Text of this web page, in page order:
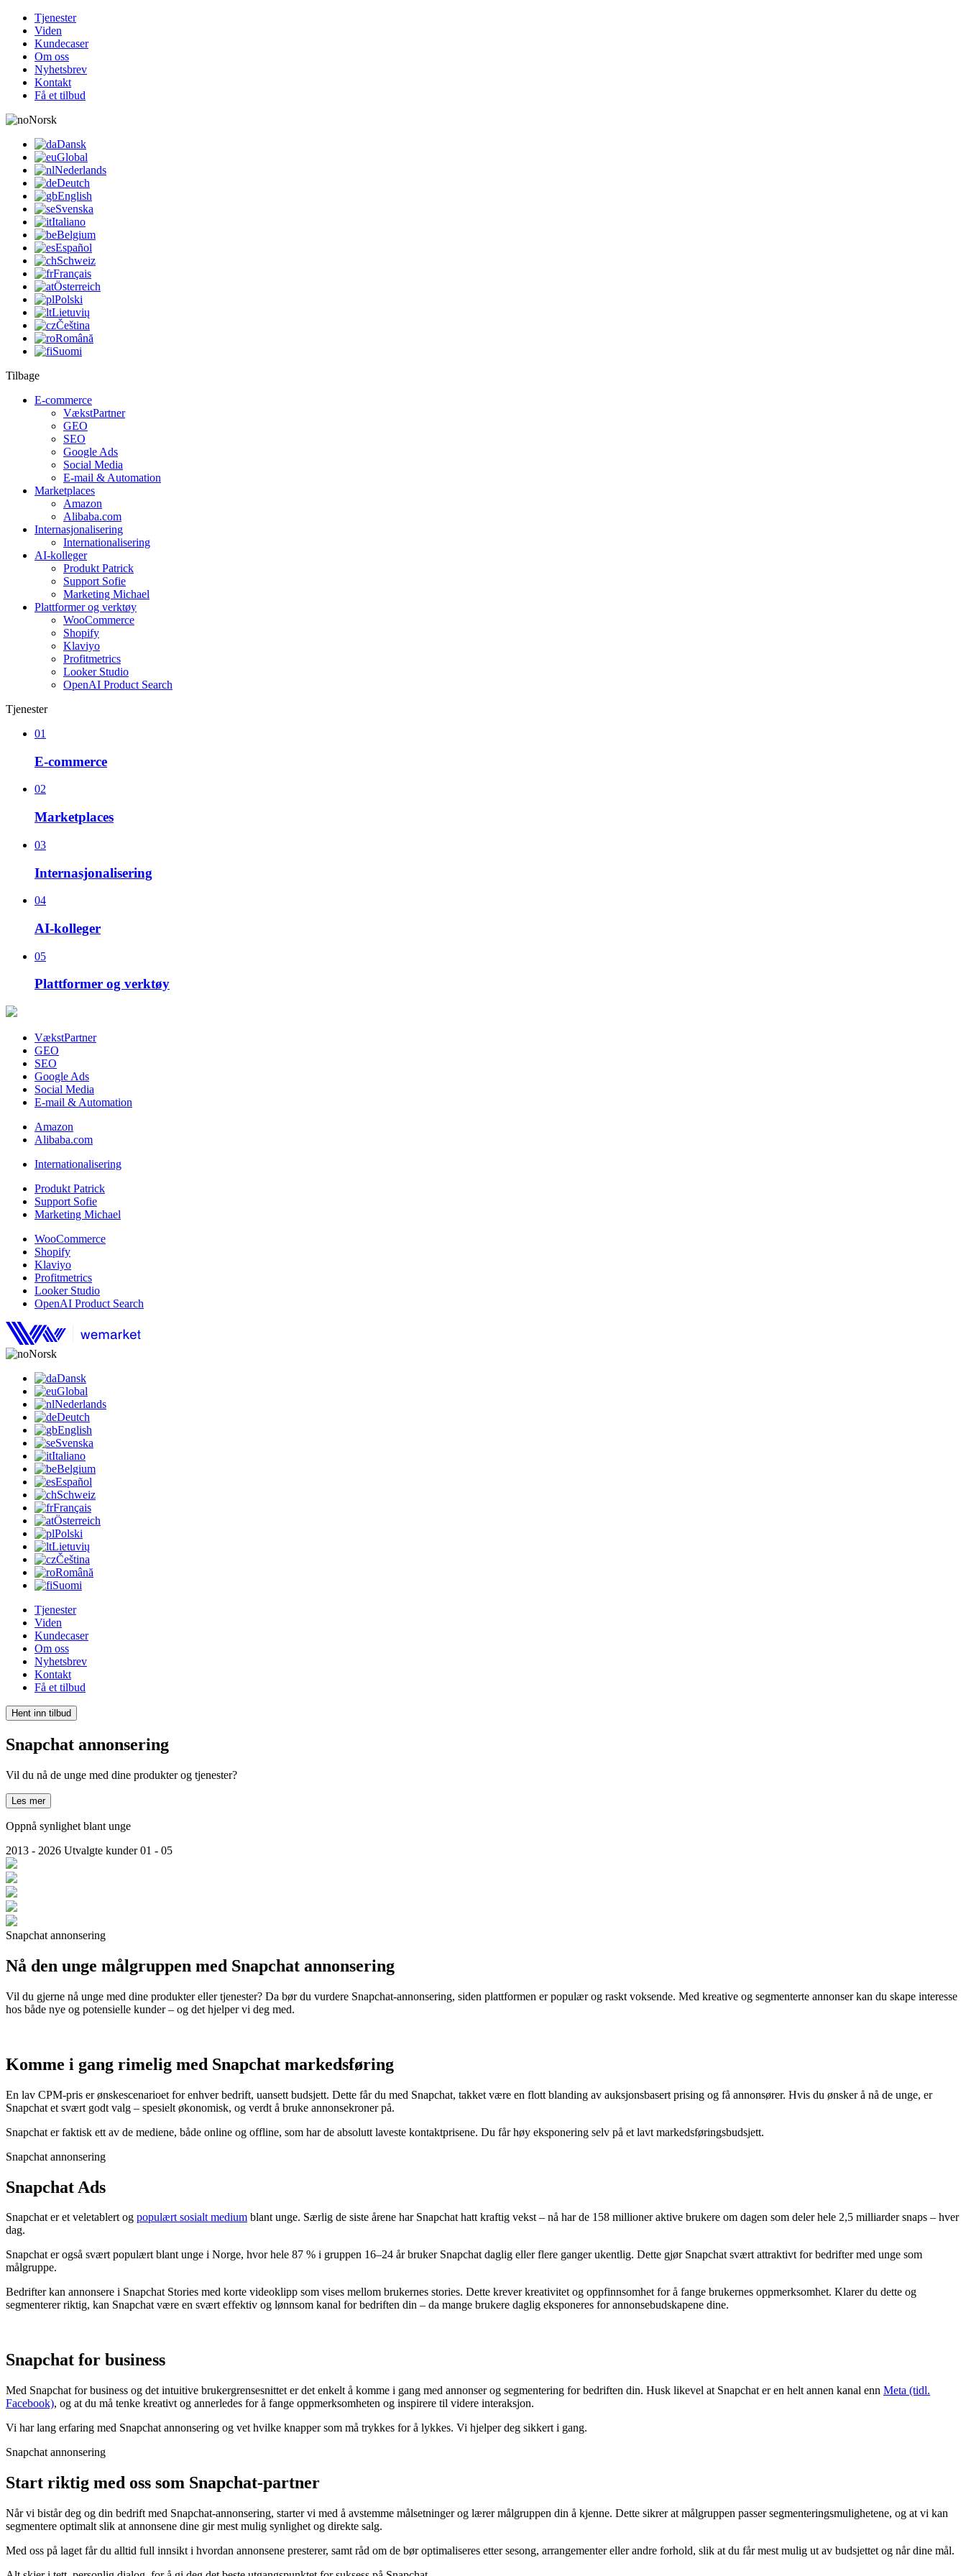
Tjenester
Viden
Kundecaser
Om oss
Nyhetsbrev
Kontakt
Få et tilbud
Norsk
Dansk
Global
Nederlands
Deutch
English
Svenska
Italiano
Belgium
Español
Schweiz
Français
Österreich
Polski
Lietuvių
Čeština
Română
Suomi
Tilbage
E-commerce
VækstPartner
GEO
SEO
Google Ads
Social Media
E-mail & Automation
Marketplaces
Amazon
Alibaba.com
Internasjonalisering
Internationalisering
AI-kolleger
Produkt Patrick
Support Sofie
Marketing Michael
Plattformer og verktøy
WooCommerce
Shopify
Klaviyo
Profitmetrics
Looker Studio
OpenAI Product Search
Tjenester
01
E-commerce
02
Marketplaces
03
Internasjonalisering
04
AI-kolleger
05
Plattformer og verktøy
VækstPartner
GEO
SEO
Google Ads
Social Media
E-mail & Automation
Amazon
Alibaba.com
Internationalisering
Produkt Patrick
Support Sofie
Marketing Michael
WooCommerce
Shopify
Klaviyo
Profitmetrics
Looker Studio
OpenAI Product Search
Norsk
Dansk
Global
Nederlands
Deutch
English
Svenska
Italiano
Belgium
Español
Schweiz
Français
Österreich
Polski
Lietuvių
Čeština
Română
Suomi
Tjenester
Viden
Kundecaser
Om oss
Nyhetsbrev
Kontakt
Få et tilbud
Hent inn tilbud
Snapchat annonsering
Vil du nå de unge med dine produkter og tjenester?
Les mer
Oppnå synlighet blant unge
2013 - 2026 Utvalgte kunder 01 - 05
Snapchat annonsering
Nå den unge målgruppen med Snapchat annonsering
Vil du gjerne nå unge med dine produkter eller tjenester? Da bør du vurdere Snapchat-annonsering, siden plattformen er populær og raskt voksende. Med kreative og segmenterte annonser kan du skape interesse
hos både nye og potensielle kunder – og det hjelper vi deg med.
Komme i gang rimelig med Snapchat markedsføring
En lav CPM-pris er ønskescenarioet for enhver bedrift, uansett budsjett. Dette får du med Snapchat, takket være en flott blanding av auksjonsbasert prising og få annonsører. Hvis du ønsker å nå de unge, er
Snapchat et svært godt valg – spesielt økonomisk, og verdt å bruke annonsekroner på.
Snapchat er faktisk ett av de mediene, både online og offline, som har de absolutt laveste kontaktprisene. Du får høy eksponering selv på et lavt markedsføringsbudsjett.
Snapchat annonsering
Snapchat Ads
Snapchat er et veletablert og populært sosialt medium blant unge. Særlig de siste årene har Snapchat hatt kraftig vekst – nå har de 158 millioner aktive brukere om dagen som deler hele 2,5 milliarder snaps – hver
dag.
Snapchat er også svært populært blant unge i Norge, hvor hele 87 % i gruppen 16–24 år bruker Snapchat daglig eller flere ganger ukentlig. Dette gjør Snapchat svært attraktivt for bedrifter med unge som
målgruppe.
Bedrifter kan annonsere i Snapchat Stories med korte videoklipp som vises mellom brukernes stories. Dette krever kreativitet og oppfinnsomhet for å fange brukernes oppmerksomhet. Klarer du dette og
segmenterer riktig, kan Snapchat være en svært effektiv og lønnsom kanal for bedriften din – da mange brukere daglig eksponeres for annonsebudskapene dine.
Snapchat for business
Med Snapchat for business og det intuitive brukergrensesnittet er det enkelt å komme i gang med annonser og segmentering for bedriften din. Husk likevel at Snapchat er en helt annen kanal enn Meta (tidl.
Facebook), og at du må tenke kreativt og annerledes for å fange oppmerksomheten og inspirere til videre interaksjon.
Vi har lang erfaring med Snapchat annonsering og vet hvilke knapper som må trykkes for å lykkes. Vi hjelper deg sikkert i gang.
Snapchat annonsering
Start riktig med oss som Snapchat-partner
Når vi bistår deg og din bedrift med Snapchat-annonsering, starter vi med å avstemme målsetninger og lærer målgruppen din å kjenne. Dette sikrer at målgruppen passer segmenteringsmulighetene, og at vi kan
segmentere optimalt slik at annonsene dine gir mest mulig synlighet og direkte salg.
Med oss på laget får du alltid full innsikt i hvordan annonsene presterer, samt råd om de bør optimaliseres etter sesong, arrangementer eller andre forhold, slik at du får mest mulig ut av budsjettet og når dine mål.